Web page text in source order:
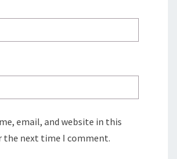
email, and website in this
the next time I comment.